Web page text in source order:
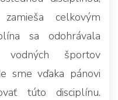
celkovým
sa odohrávala
športov
sme vďaka pánovi
túto disciplínu.